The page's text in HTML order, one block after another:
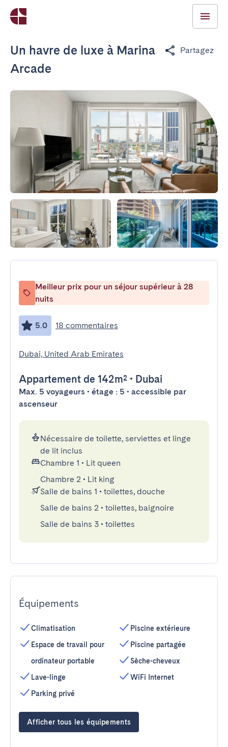
Un havre de luxe à Marina
Arcade
Partagez
Meilleur prix pour un séjour supérieur à 28
nuits
5.0 18 commentaires
Dubai, United Arab Emirates
Appartement de 142m² • Dubai
Max. 5 voyageurs • étage : 5 • accessible par
ascenseur
Nécessaire de toilette, serviettes et linge
de lit inclus
Chambre 1 • Lit queen
Chambre 2 • Lit king
Salle de bains 1 • toilettes, douche
Salle de bains 2 • toilettes, baignoire
Salle de bains 3 • toilettes
Équipements
Climatisation
Espace de travail pour
ordinateur portable
Lave-linge
Parking privé
Piscine extérieure
Piscine partagée
Sèche-cheveux
WiFi Internet
Afficher tous les équipements